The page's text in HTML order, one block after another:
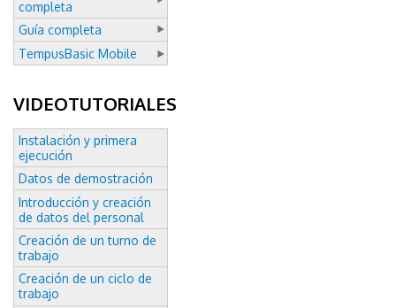
completa
Guía completa
TempusBasic Mobile
VIDEOTUTORIALES
Instalación y primera
ejecución
Datos de demostración
Introducción y creación
de datos del personal
Creación de un turno de
trabajo
Creación de un ciclo de
trabajo